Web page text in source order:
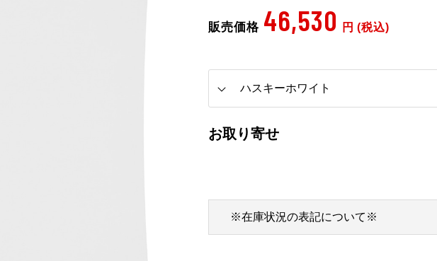
販売価格 46,530 円 (税込)
お取り寄せ
※在庫状況の表記について※